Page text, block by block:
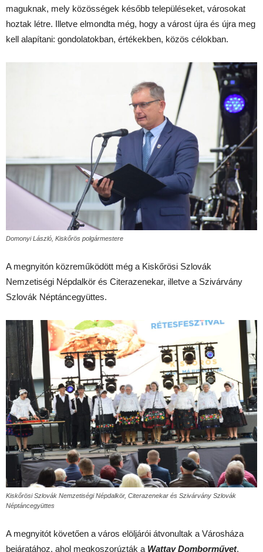
maguknak, mely közösségek később településeket, városokat
hoztak létre. Illetve elmondta még, hogy a várost újra és újra meg
kell alapítani: gondolatokban, értékekben, közös célokban.
Domonyi László, Kiskőrös polgármestere
A megnyitón közreműködött még a Kiskőrösi Szlovák
Nemzetiségi Népdalkör és Citerazenekar, illetve a Szivárvány
Szlovák Néptáncegyüttes.
Kiskőrösi Szlovák Nemzetiségi Népdalkör, Citerazenekar és Szivárvány Szlovák
Néptáncegyüttes
A megnyitót követően a város elöljárói átvonultak a Városháza
bejáratához, ahol megkoszorúzták a Wattay Domborművet.